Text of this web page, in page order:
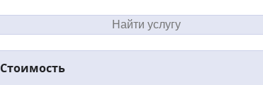
Стоимость